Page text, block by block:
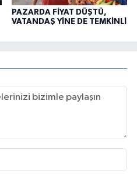
PAZARDA FİYAT DÜŞTÜ,
VATANDAŞ YİNE DE TEMKİNLİ